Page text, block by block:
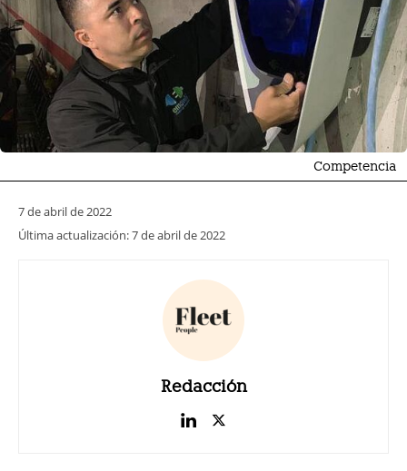
Competencia
7 de abril de 2022
Última actualización:7 de abril de 2022
Redacción